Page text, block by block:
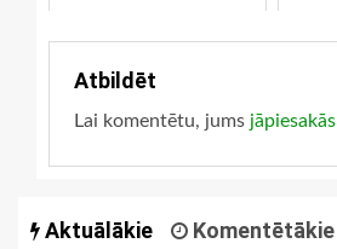
Atbildēt
Lai komentētu, jums jāpiesakās
Aktuālākie Komentētākie